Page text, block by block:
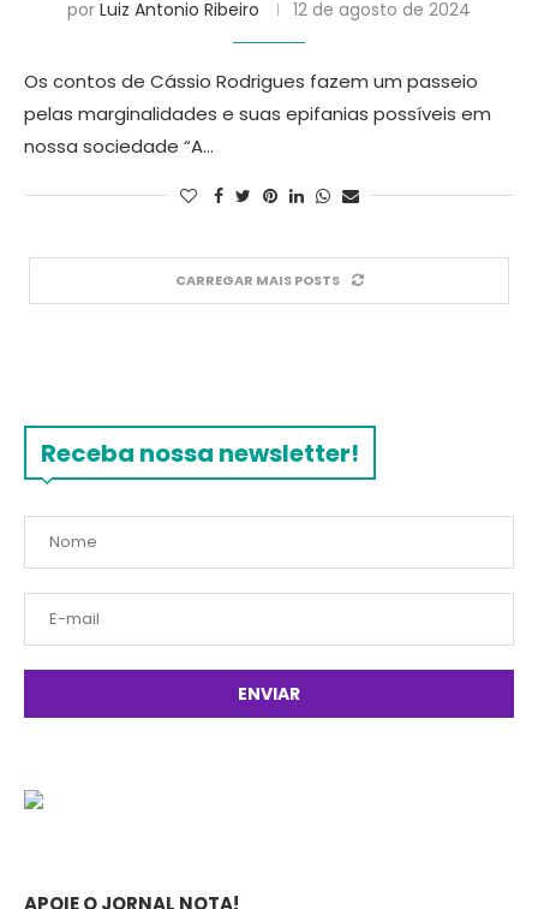
por Luiz Antonio Ribeiro 12 de agosto de 2024
Os contos de Cássio Rodrigues fazem um passeio
pelas marginalidades e suas epifanias possíveis em
nossa sociedade “A…
CARREGAR MAIS POSTS
Receba nossa newsletter!
APOIE O JORNAL NOTA!